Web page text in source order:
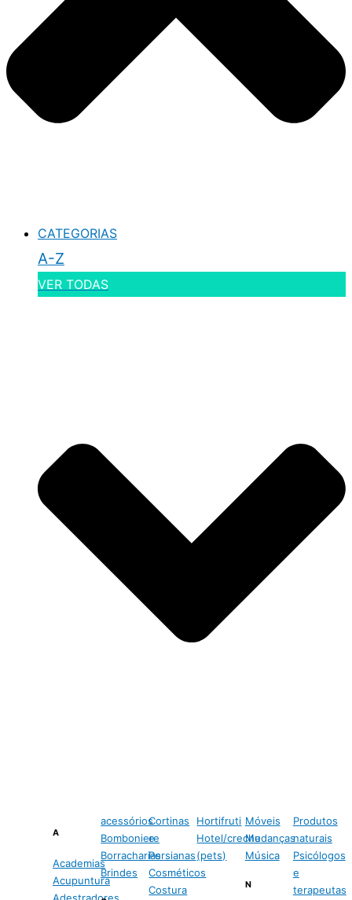
CATEGORIAS
A-Z
VER TODAS
A
Academias
Acupuntura
acessórios
Bomboniere
Borracharias
Brindes
Cortinas
e
Persianas
Cosméticos
Costura
Hortifruti
Hotel/creche
(pets)
Móveis
Mudanças
Música
N
Produtos
naturais
Psicólogos
e
terapeutas